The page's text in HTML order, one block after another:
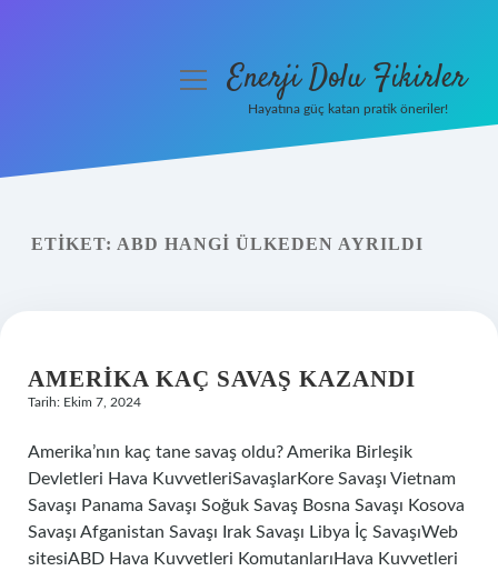
Yasal Uyarı
menüyüEnerji Dolu Fikirler
Hayatına güç katan pratik öneriler!
ETIKET: ABD HANGI ÜLKEDEN AYRILDI
AMERIKA KAÇ SAVAŞ KAZANDI
Tarih: Ekim 7, 2024
Amerika’nın kaç tane savaş oldu? Amerika Birleşik
Devletleri Hava KuvvetleriSavaşlarKore Savaşı Vietnam
Savaşı Panama Savaşı Soğuk Savaş Bosna Savaşı Kosova
Savaşı Afganistan Savaşı Irak Savaşı Libya İç SavaşıWeb
sitesiABD Hava Kuvvetleri KomutanlarıHava Kuvvetleri